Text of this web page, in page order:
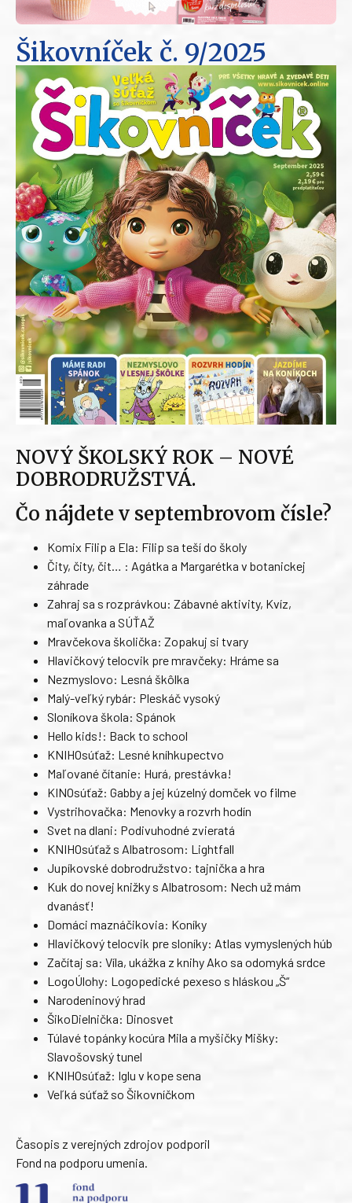
Šikovníček č. 9/2025
NOVÝ ŠKOLSKÝ ROK – NOVÉ
DOBRODRUŽSTVÁ.
Čo nájdete v septembrovom čísle?
Komix Filip a Ela: Filip sa teší do školy
Čity, čity, čit… : Agátka a Margarétka v botanickej
záhrade
Zahraj sa s rozprávkou: Zábavné aktivity, Kvíz,
maľovanka a SÚŤAŽ
Mravčekova školička: Zopakuj si tvary
Hlavičkový telocvik pre mravčeky: Hráme sa
Nezmyslovo: Lesná škôlka
Malý-veľký rybár: Pleskáč vysoký
Sloníkova škola: Spánok
Hello kids!: Back to school
KNIHOsúťaž: Lesné kníhkupectvo
Maľované čítanie: Hurá, prestávka!
KINOsúťaž: Gabby a jej kúzelný domček vo filme
Vystrihovačka: Menovky a rozvrh hodín
Svet na dlani: Podivuhodné zvieratá
KNIHOsúťaž s Albatrosom: Lightfall
Jupíkovské dobrodružstvo: tajnička a hra
Kuk do novej knižky s Albatrosom: Nech už mám
dvanásť!
Domáci maznáčikovia: Koníky
Hlavičkový telocvik pre sloníky: Atlas vymyslených húb
Začítaj sa: Víla, ukážka z knihy Ako sa odomyká srdce
LogoÚlohy: Logopedické pexeso s hláskou „Š“
Narodeninový hrad
ŠikoDielnička: Dinosvet
Túlavé topánky kocúra Mila a myšičky Mišky:
Slavošovský tunel
KNIHOsúťaž: Iglu v kope sena
Veľká súťaž so Šikovníčkom
Časopis z verejných zdrojov podporil
Fond na podporu umenia.